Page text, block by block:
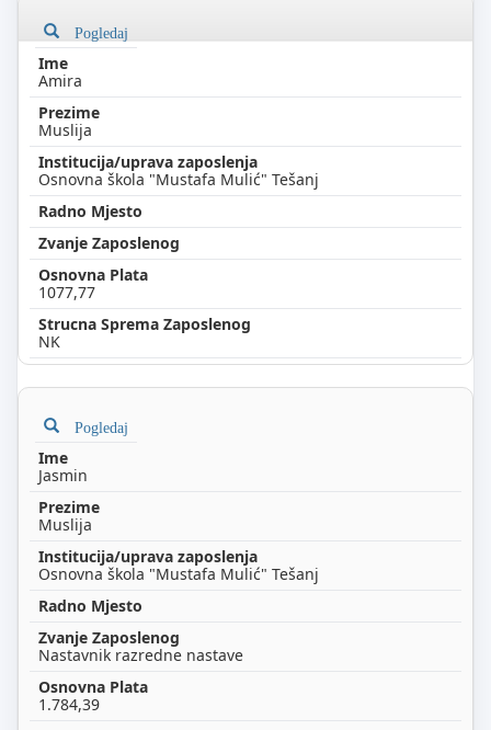
Pogledaj
Amira
Muslija
Osnovna škola "Mustafa Mulić" Tešanj
1077,77
NK
Pogledaj
Jasmin
Muslija
Osnovna škola "Mustafa Mulić" Tešanj
Nastavnik razredne nastave
1.784,39